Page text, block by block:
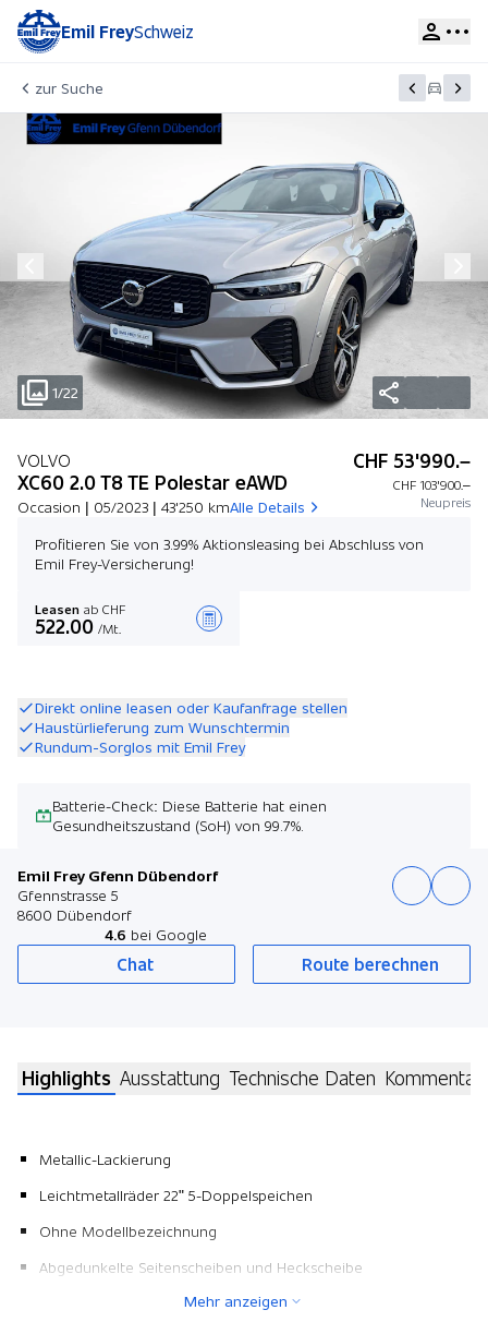
Emil FreySchweiz
zur Suche
1/22
VOLVO
XC60 2.0 T8 TE Polestar eAWD
Occasion | 05/2023 | 43'250 kmAlle Details
CHF 53'990.–
CHF 103'900.–
Neupreis
Profitieren Sie von 3.99% Aktionsleasing bei Abschluss von
Emil Frey-Versicherung!
Leasen ab CHF
522.00 /Mt.
Direkt online leasen oder Kaufanfrage stellen
Haustürlieferung zum Wunschtermin
Rundum-Sorglos mit Emil Frey
Batterie-Check: Diese Batterie hat einen
Gesundheitszustand (SoH) von 99.7%.
Emil Frey Gfenn Dübendorf
Gfennstrasse 5
8600 Dübendorf
4.6 bei Google
Chat Route berechnen
Highlights Ausstattung Technische Daten Kommentar
Metallic-Lackierung
Leichtmetallräder 22" 5-Doppelspeichen
Ohne Modellbezeichnung
Abgedunkelte Seitenscheiben und Heckscheibe
Mehr anzeigen